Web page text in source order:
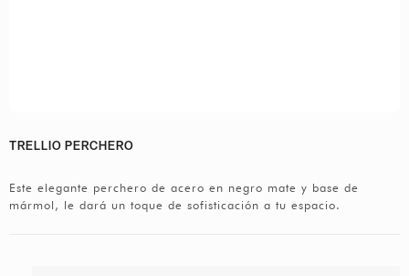
TRELLIO PERCHERO
Este elegante perchero de acero en negro mate y base de
mármol, le dará un toque de sofisticación a tu espacio.